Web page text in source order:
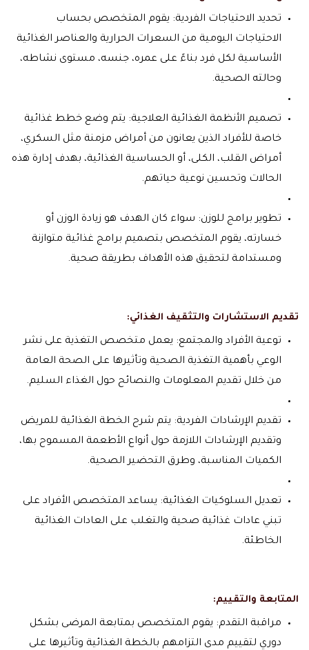
تحديد الاحتياجات الفردية: يقوم المتخصص بحساب
الاحتياجات اليومية من السعرات الحرارية والعناصر الغذائية
الأساسية لكل فرد بناءً على عمره، جنسه، مستوى نشاطه،
وحالته الصحية.
تصميم الأنظمة الغذائية العلاجية: يتم وضع خطط غذائية
خاصة للأفراد الذين يعانون من أمراض مزمنة مثل السكري،
أمراض القلب، الكلى، أو الحساسية الغذائية، بهدف إدارة هذه
الحالات وتحسين نوعية حياتهم.
تطوير برامج للوزن: سواء كان الهدف هو زيادة الوزن أو
خسارته، يقوم المتخصص بتصميم برامج غذائية متوازنة
ومستدامة لتحقيق هذه الأهداف بطريقة صحية.
تقديم الاستشارات والتثقيف الغذائي:
توعية الأفراد والمجتمع: يعمل متخصص التغذية على نشر
الوعي بأهمية التغذية الصحية وتأثيرها على الصحة العامة
من خلال تقديم المعلومات والنصائح حول الغذاء السليم.
تقديم الإرشادات الفردية: يتم شرح الخطة الغذائية للمريض
وتقديم الإرشادات اللازمة حول أنواع الأطعمة المسموح بها،
الكميات المناسبة، وطرق التحضير الصحية.
تعديل السلوكيات الغذائية: يساعد المتخصص الأفراد على
تبني عادات غذائية صحية والتغلب على العادات الغذائية
الخاطئة.
المتابعة والتقييم:
مراقبة التقدم: يقوم المتخصص بمتابعة المرضى بشكل
دوري لتقييم مدى التزامهم بالخطة الغذائية وتأثيرها على